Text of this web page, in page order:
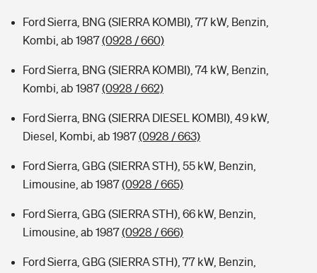
Ford Sierra, BNG (SIERRA KOMBI), 77 kW, Benzin,
Kombi, ab 1987(0928 / 660)
Ford Sierra, BNG (SIERRA KOMBI), 74 kW, Benzin,
Kombi, ab 1987(0928 / 662)
Ford Sierra, BNG (SIERRA DIESEL KOMBI), 49 kW,
Diesel, Kombi, ab 1987(0928 / 663)
Ford Sierra, GBG (SIERRA STH), 55 kW, Benzin,
Limousine, ab 1987(0928 / 665)
Ford Sierra, GBG (SIERRA STH), 66 kW, Benzin,
Limousine, ab 1987(0928 / 666)
Ford Sierra, GBG (SIERRA STH), 77 kW, Benzin,